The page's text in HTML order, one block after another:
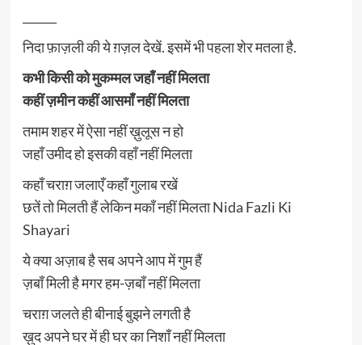
निदा फ़ाज़ली की ये ग़ज़ल देखें. इसमें भी पहला शेर मतला है.
कभी किसी को मुकम्मल जहाँ नहीं मिलता
कहीं ज़मीन कहीं आसमाँ नहीं मिलता
तमाम शहर में ऐसा नहीं ख़ुलूस न हो
जहाँ उमीद हो इसकी वहाँ नहीं मिलता
कहाँ चराग़ जलाएँ कहाँ गुलाब रखें
छतें तो मिलती हैं लेकिन मकाँ नहीं मिलता Nida Fazli Ki
Shayari
ये क्या अज़ाब है सब अपने आप में गुम हैं
ज़बाँ मिली है मगर हम-ज़बाँ नहीं मिलता
चराग़ जलते ही बीनाई बुझने लगती है
ख़ुद अपने घर में ही घर का निशाँ नहीं मिलता